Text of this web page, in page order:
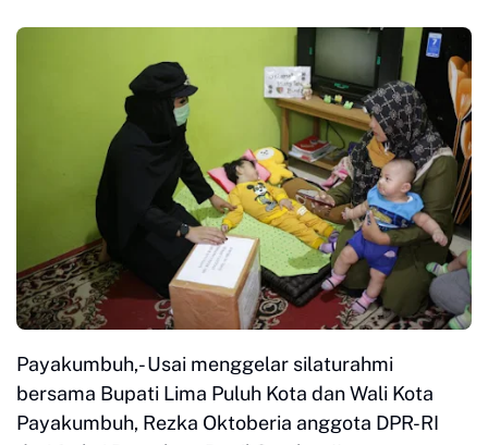
Payakumbuh,- Usai menggelar silaturahmi
bersama Bupati Lima Puluh Kota dan Wali Kota
Payakumbuh, Rezka Oktoberia anggota DPR-RI